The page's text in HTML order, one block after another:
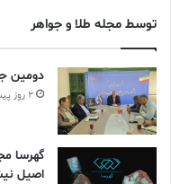
توسط مجله طلا و جواهر
دومین
2 روز پیش
گهرسا
اصیل